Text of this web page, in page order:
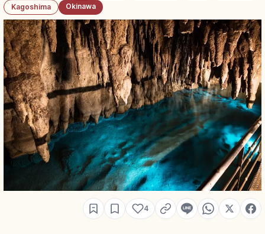
Kagoshima
Okinawa
4